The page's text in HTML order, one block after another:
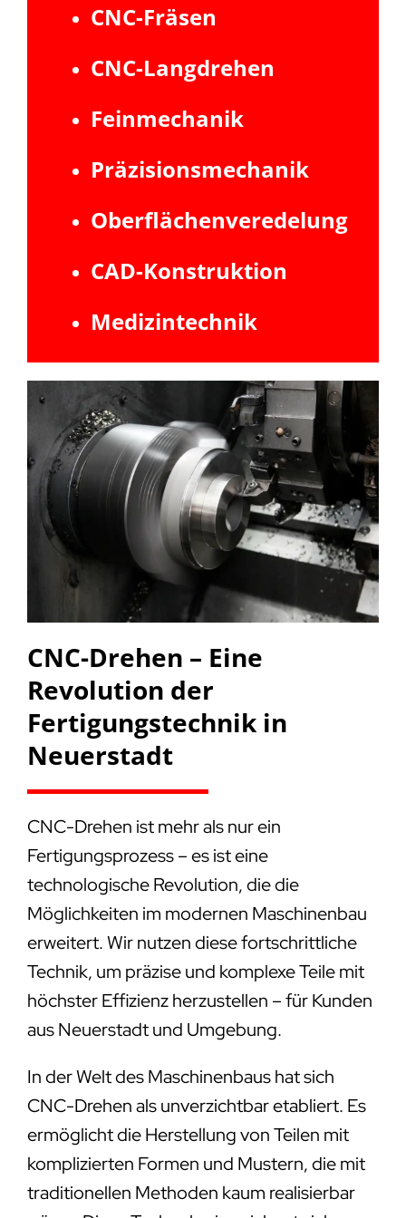
CNC-Fräsen
CNC-Langdrehen
Feinmechanik
Präzisionsmechanik
Oberflächenveredelung
CAD-Konstruktion
Medizintechnik
CNC-Drehen – Eine
Revolution der
Fertigungstechnik in
Neuerstadt
CNC-Drehen ist mehr als nur ein
Fertigungsprozess – es ist eine
technologische Revolution, die die
Möglichkeiten im modernen Maschinenbau
erweitert. Wir nutzen diese fortschrittliche
Technik, um präzise und komplexe Teile mit
höchster Effizienz herzustellen – für Kunden
aus Neuerstadt und Umgebung.
In der Welt des Maschinenbaus hat sich
CNC-Drehen als unverzichtbar etabliert. Es
ermöglicht die Herstellung von Teilen mit
komplizierten Formen und Mustern, die mit
traditionellen Methoden kaum realisierbar